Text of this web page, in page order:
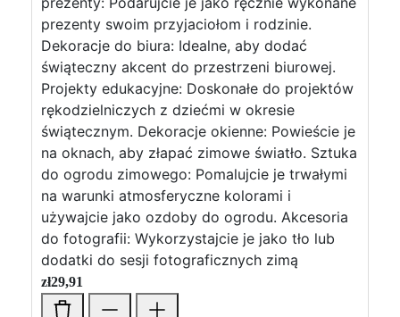
prezenty swoim przyjaciołom i rodzinie.
Dekoracje do biura: Idealne, aby dodać
świąteczny akcent do przestrzeni biurowej.
Projekty edukacyjne: Doskonałe do projektów
rękodzielniczych z dziećmi w okresie
świątecznym. Dekoracje okienne: Powieście je
na oknach, aby złapać zimowe światło. Sztuka
do ogrodu zimowego: Pomalujcie je trwałymi
na warunki atmosferyczne kolorami i
używajcie jako ozdoby do ogrodu. Akcesoria
do fotografii: Wykorzystajcie je jako tło lub
dodatki do sesji fotograficznych zimą
zł29,91